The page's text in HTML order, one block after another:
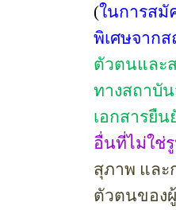
(ในการสมั
พิเศษจาก
ตัวตนและ
ทางสถาบั
เอกสารยื
อื่นที่ไม่ใช่
สุภาพ และ
ตัวตนของ